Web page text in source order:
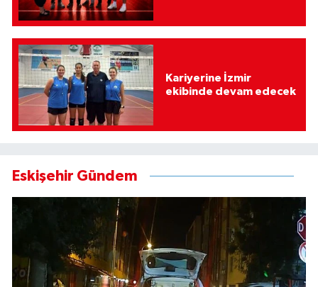
Kariyerine İzmir
ekibinde devam edecek
Eskişehir Gündem